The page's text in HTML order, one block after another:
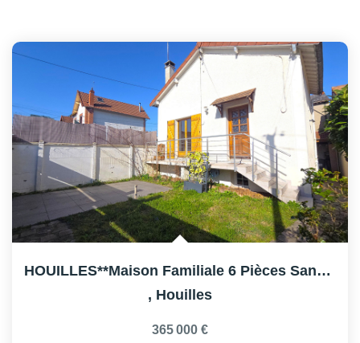
HOUILLES**Maison Familiale 6 Pièces Sans Travaux ? Jardin,...
, Houilles
365 000 €